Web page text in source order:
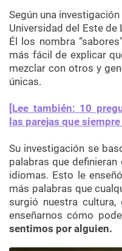
Según una
Universidad del Este de
Él los nombra
más fácil de explicar
mezclar con otros y
únicas.
[Lee también: 10
las parejas que
Su investigación se
palabras que
idiomas. Esto le
más palabras que
surgió nuestra
enseñarnos cómo
sentimos por alguien.